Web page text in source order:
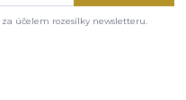
za účelem rozesílky newsletteru.